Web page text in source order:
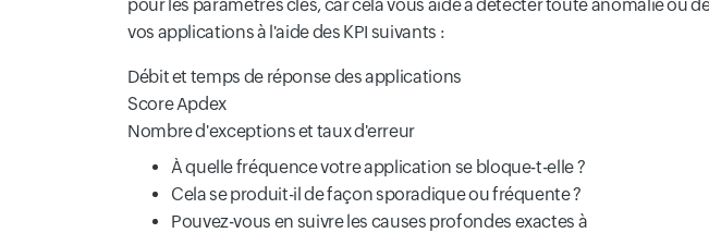
pour les paramètres clés, car cela vous aide à détecter toute anomalie
vos applications à l'aide des KPI suivants :
Débit et temps de réponse des applications
Score Apdex
Nombre d'exceptions et taux d'erreur
À quelle fréquence votre application se bloque-t-elle ?
Cela se produit-il de façon sporadique ou fréquente ?
Pouvez-vous en suivre les causes profondes exactes à